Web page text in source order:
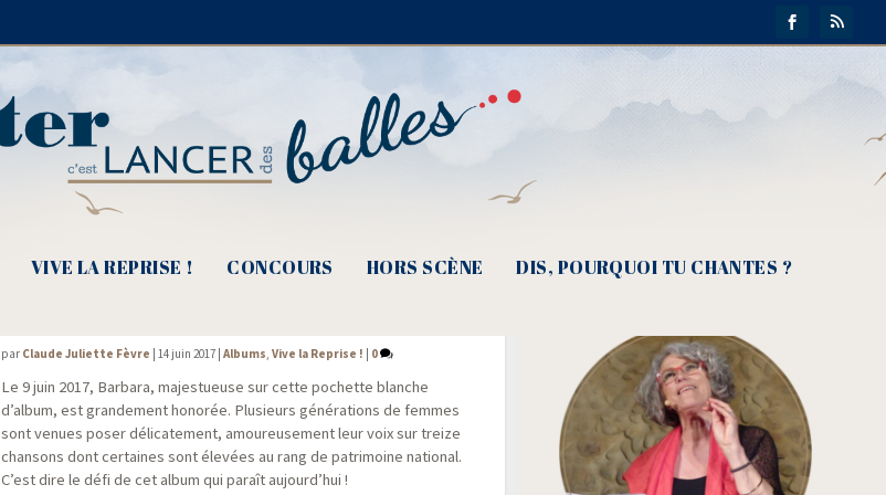
VIVE LA REPRISE ! CONCOURS HORS SCÈNE DIS, POURQUOI TU CHANTES ?
par Claude Juliette Fèvre |14 juin 2017 |Albums,Vive la Reprise ! 0
Le 9 juin 2017, Bar­ba­ra, majes­tueuse sur cette pochette blanche
d’album, est gran­de­ment hono­rée. Plu­sieurs géné­ra­tions de femmes
sont venues poser déli­ca­te­ment, amou­reu­se­ment leur voix sur treize
chan­sons dont cer­taines sont éle­vées au rang de patri­moine natio­nal.
C’est dire le défi de cet album qui paraît aujourd’hui !